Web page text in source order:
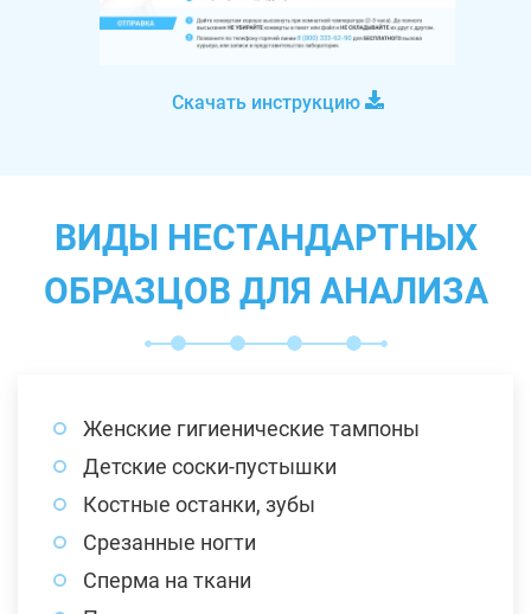
Скачать инструкцию
ВИДЫ НЕСТАНДАРТНЫХ
ОБРАЗЦОВ ДЛЯ АНАЛИЗА
Женские гигиенические тампоны
Детские соски-пустышки
Костные останки, зубы
Срезанные ногти
Сперма на ткани